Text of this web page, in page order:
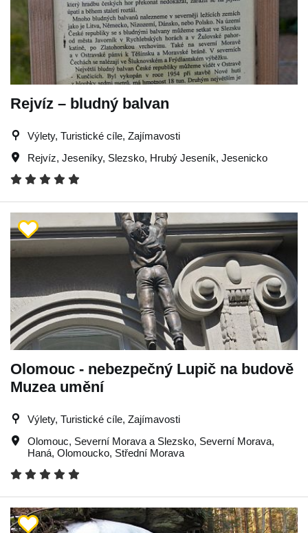
Rejvíz – bludný balvan
Výlety, Turistické cíle, Zajímavosti
Rejvíz, Jeseníky, Slezsko, Hrubý Jeseník, Jesenicko
Olomouc - nebezpečný Lupič na budově
Muzea umění
Výlety, Turistické cíle, Zajímavosti
Olomouc, Severní Morava a Slezsko, Severní Morava,
Haná, Olomoucko, Střední Morava